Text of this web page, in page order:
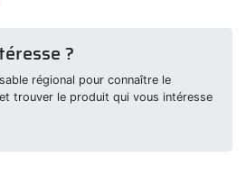
?
régional pour connaître le
trouver le produit qui vous intéresse